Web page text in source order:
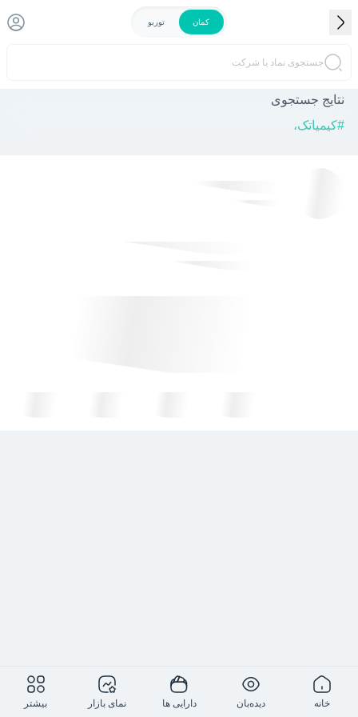
کمان توربو
جستجوی نماد یا شرکت
نتایج جستجوی
#کیمیاتک،
خانه دیده‌بان دارایی ها نمای بازار بیشتر